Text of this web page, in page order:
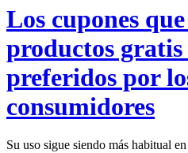
Los cupones
productos gratis
preferidos por
consumidores
Su uso sigue siendo más habitual